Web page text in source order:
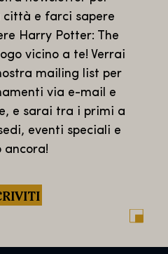
città e farci sapere
Harry Potter: The
vicino a te! Verrai
mailing list per
via e-mail e
e sarai tra i primi a
eventi speciali e
ancora!